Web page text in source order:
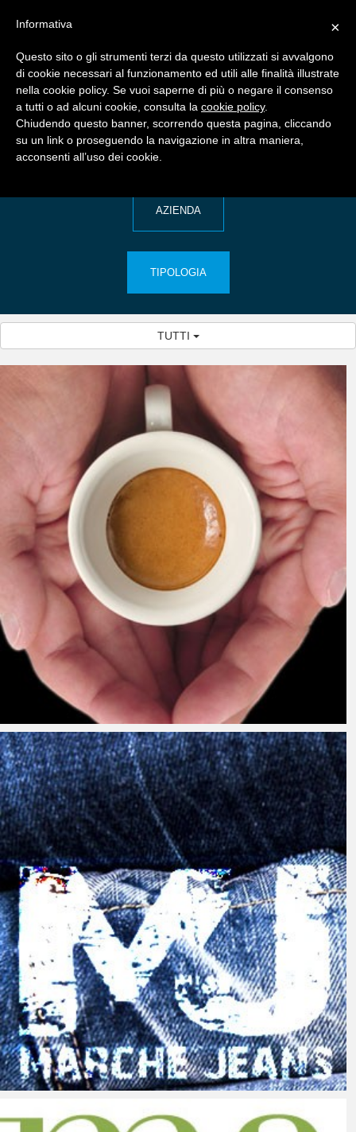
Cerca per
AZIENDA
TIPOLOGIA
TUTTI
×
Informativa
Questo sito o gli strumenti terzi da questo utilizzati si avvalgono
di cookie necessari al funzionamento ed utili alle finalità illustrate
nella cookie policy. Se vuoi saperne di più o negare il consenso
a tutti o ad alcuni cookie, consulta la cookie policy.
Chiudendo questo banner, scorrendo questa pagina, cliccando
su un link o proseguendo la navigazione in altra maniera,
acconsenti all’uso dei cookie.